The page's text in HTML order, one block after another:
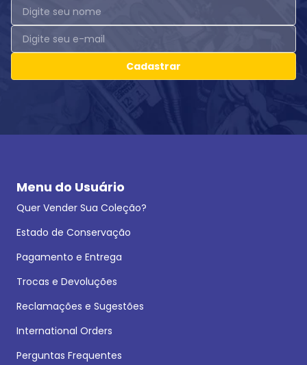
Cadastrar
Menu do Usuário
Quer Vender Sua Coleção?
Estado de Conservação
Pagamento e Entrega
Trocas e Devoluções
Reclamações e Sugestões
International Orders
Perguntas Frequentes